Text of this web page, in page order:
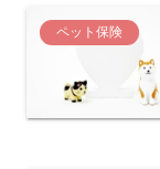
ペット保険